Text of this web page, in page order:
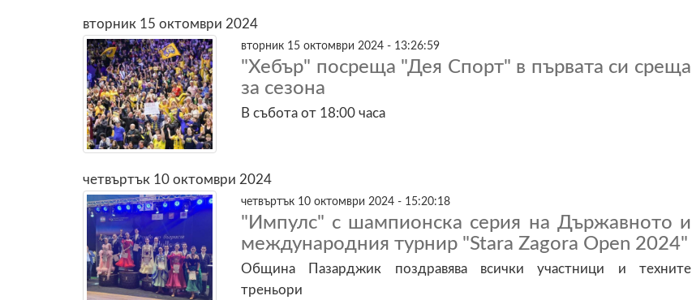
вторник 15 октомври 2024
вторник 15 октомври 2024 - 13:26:59
"Хебър" посреща "Дея Спорт" в първата си среща
за сезона
В събота от 18:00 часа
четвъртък 10 октомври 2024
четвъртък 10 октомври 2024 - 15:20:18
"Импулс" с шампионска серия на Държавното и
международния турнир "Stara Zagora Open 2024"
Община Пазарджик поздравява всички участници и техните
треньори